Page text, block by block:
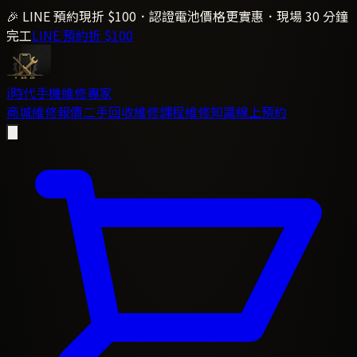
🎉 LINE 預約現折 $100．認證電池價格更實惠．現場 30 分鐘
完工LINE 預約折 $100
i時代手機維修專家
商城維修報價二手回收維修課程維修知識線上預約